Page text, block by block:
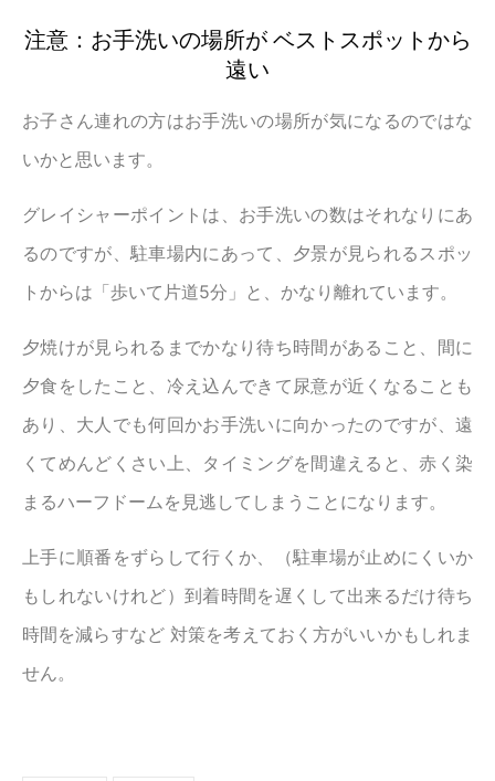
注意：お手洗いの場所が ベストスポットから
遠い
お子さん連れの方はお手洗いの場所が気になるのではな
いかと思います。
グレイシャーポイントは、お手洗いの数はそれなりにあ
るのですが、駐車場内にあって、夕景が見られるスポッ
トからは「歩いて片道5分」と、かなり離れています。
夕焼けが見られるまでかなり待ち時間があること、間に
夕食をしたこと、冷え込んできて尿意が近くなることも
あり、大人でも何回かお手洗いに向かったのですが、遠
くてめんどくさい上、タイミングを間違えると、赤く染
まるハーフドームを見逃してしまうことになります。
上手に順番をずらして行くか、（駐車場が止めにくいか
もしれないけれど）到着時間を遅くして出来るだけ待ち
時間を減らすなど 対策を考えておく方がいいかもしれま
せん。